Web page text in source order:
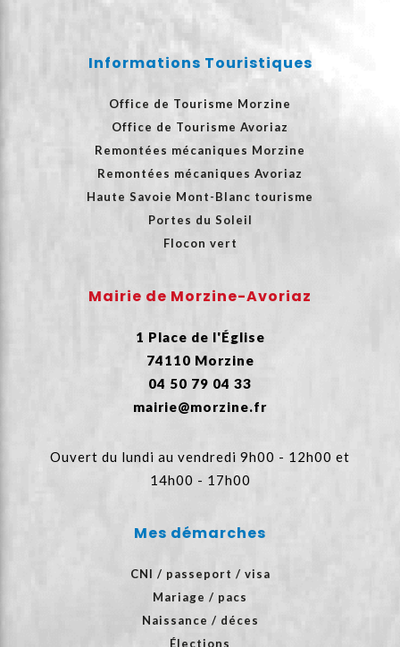
Informations Touristiques
Office de Tourisme Morzine
Office de Tourisme Avoriaz
Remontées mécaniques Morzine
Remontées mécaniques Avoriaz
Haute Savoie Mont-Blanc tourisme
Portes du Soleil
Flocon vert
Mairie de Morzine-Avoriaz
1 Place de l'Église
74110 Morzine
04 50 79 04 33
mairie@morzine.fr
Ouvert du lundi au vendredi 9h00 - 12h00 et
14h00 - 17h00
Mes démarches
CNI / passeport / visa
Mariage / pacs
Naissance / déces
Élections